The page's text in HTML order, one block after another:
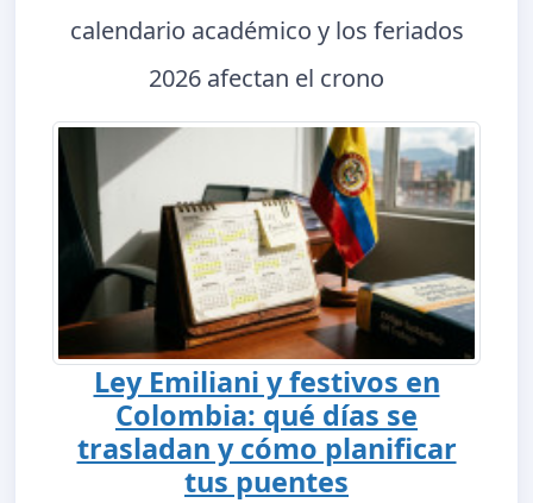
calendario académico y los feriados
2026 afectan el crono
Ley Emiliani y festivos en
Colombia: qué días se
trasladan y cómo planificar
tus puentes